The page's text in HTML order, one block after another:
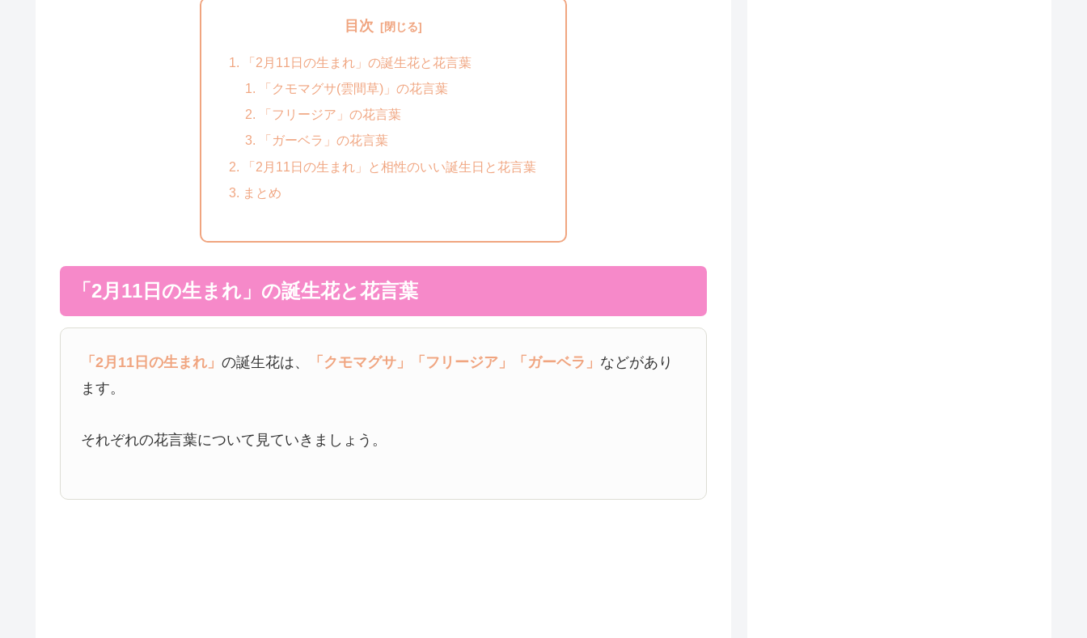
目次
「2月11日の生まれ」の誕生花と花言葉
「クモマグサ(雲間草)」の花言葉
「フリージア」の花言葉
「ガーベラ」の花言葉
「2月11日の生まれ」と相性のいい誕生日と花言葉
まとめ
「2月11日の生まれ」の誕生花と花言葉
「2月11日の生まれ」の誕生花は、 「クモマグサ」 「フリージア」 「ガーベラ」 などがあり
ます。
それぞれの花言葉について見ていきましょう。